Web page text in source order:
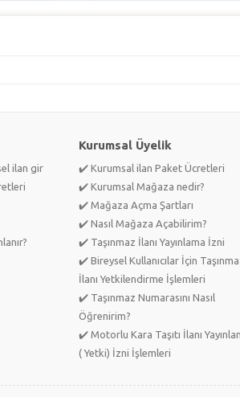
ilan gir
Kurumsal Üyelik
✔️ Kurumsal ilan Paket Ücretleri
✔️ Kurumsal Mağaza nedir?
✔️ Mağaza Açma Şartları
✔️ Nasıl Mağaza Açabilirim?
✔️ Taşınmaz İlanı Yayınlama İzni
✔️ Bireysel Kullanıcılar İçin
İlanı Yetkilendirme İşlemleri
✔️ Taşınmaz Numarasını Nasıl
Öğrenirim?
✔️ Motorlu Kara Taşıtı İlanı
( Yetki) İzni İşlemleri